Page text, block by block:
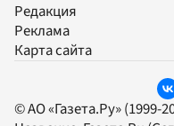
Редакция
Реклама
Карта сайта
© АО «Газета.Ру» (1999-